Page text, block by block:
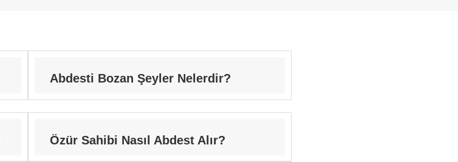
Abdesti Bozan Şeyler Nelerdir?
Özür Sahibi Nasıl Abdest Alır?